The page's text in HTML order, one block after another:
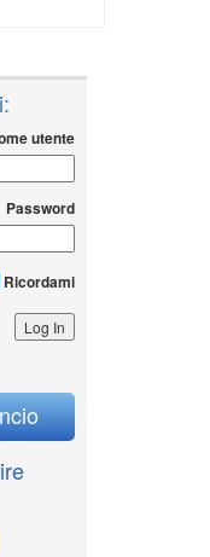
utente
Password
Ricordami